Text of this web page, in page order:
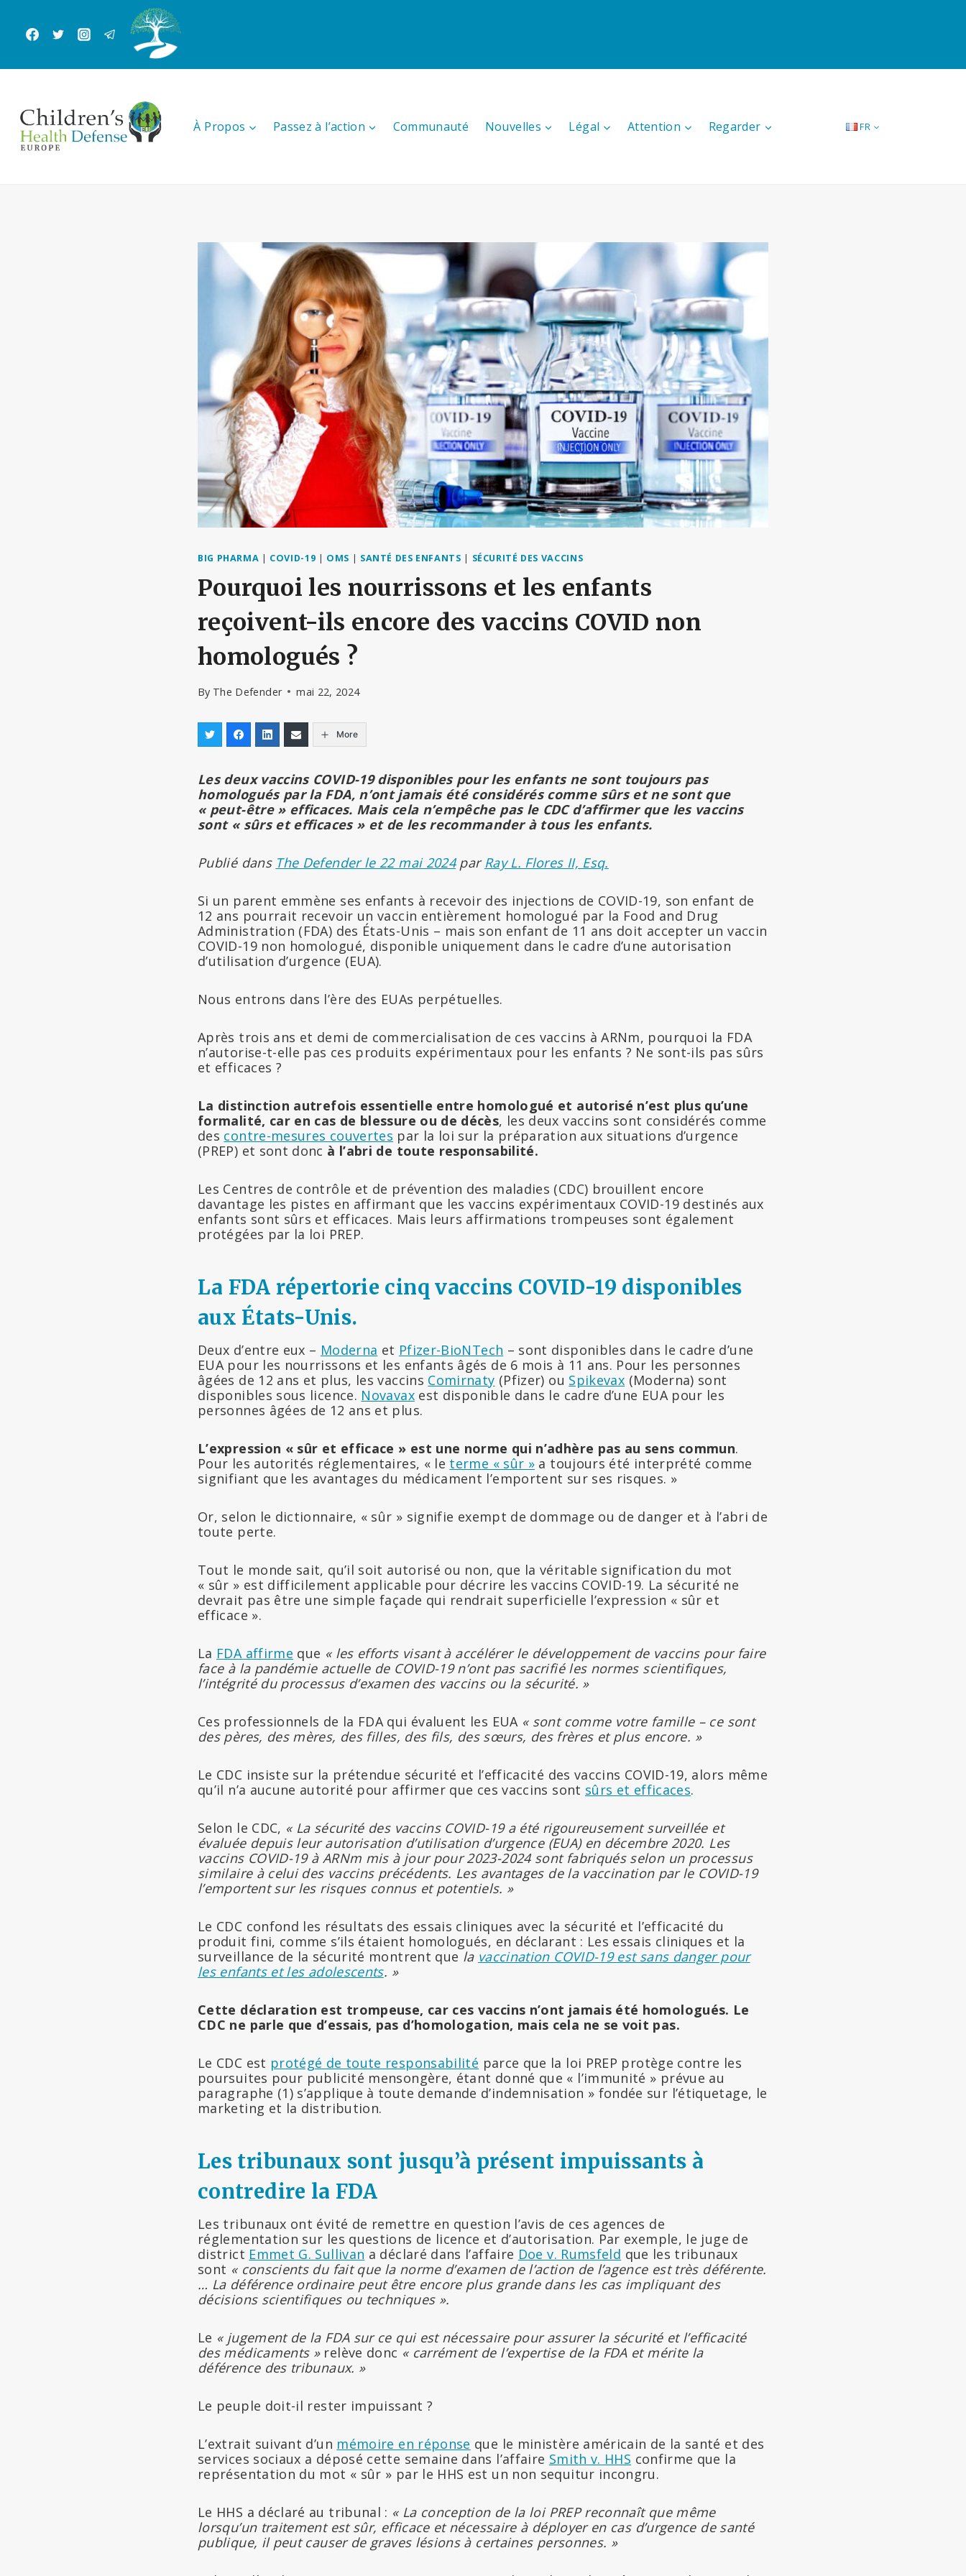
contenu
À Propos Passez à l’action Communauté Nouvelles Légal Attention Regarder FR
BIG PHARMA | COVID-19 | OMS | SANTÉ DES ENFANTS | SÉCURITÉ DES VACCINS
Pourquoi les nourrissons et les enfants
reçoivent-ils encore des vaccins COVID non
homologués ?
By The Defender mai 22, 2024
More
Les deux vaccins COVID-19 disponibles pour les enfants ne sont toujours pas
homologués par la FDA, n’ont jamais été considérés comme sûrs et ne sont que
« peut-être » efficaces. Mais cela n’empêche pas le CDC d’affirmer que les vaccins
sont « sûrs et efficaces » et de les recommander à tous les enfants.
Publié dans The Defender le 22 mai 2024parRay L. Flores II, Esq.
Si un parent emmène ses enfants à recevoir des injections de COVID-19, son enfant de
12 ans pourrait recevoir un vaccin entièrement homologué par la Food and Drug
Administration (FDA) des États-Unis – mais son enfant de 11 ans doit accepter un vaccin
COVID-19 non homologué, disponible uniquement dans le cadre d’une autorisation
d’utilisation d’urgence (EUA).
Nous entrons dans l’ère des EUAs perpétuelles.
Après trois ans et demi de commercialisation de ces vaccins à ARNm, pourquoi la FDA
n’autorise-t-elle pas ces produits expérimentaux pour les enfants ? Ne sont-ils pas sûrs
et efficaces ?
La distinction autrefois essentielle entre homologué et autorisé n’est plus qu’une
formalité, car en cas de blessure ou de décès, les deux vaccins sont considérés comme
des contre-mesures couvertes par la loi sur la préparation aux situations d’urgence
(PREP) et sont donc à l’abri de toute responsabilité.
Les Centres de contrôle et de prévention des maladies (CDC) brouillent encore
davantage les pistes en affirmant que les vaccins expérimentaux COVID-19 destinés aux
enfants sont sûrs et efficaces. Mais leurs affirmations trompeuses sont également
protégées par la loi PREP.
La FDA répertorie cinq vaccins COVID-19 disponibles
aux États-Unis.
Deux d’entre eux – Moderna et Pfizer-BioNTech – sont disponibles dans le cadre d’une
EUA pour les nourrissons et les enfants âgés de 6 mois à 11 ans. Pour les personnes
âgées de 12 ans et plus, les vaccins Comirnaty (Pfizer) ou Spikevax (Moderna) sont
disponibles sous licence. Novavaxest disponible dans le cadre d’une EUA pour les
personnes âgées de 12 ans et plus.
L’expression « sûr et efficace » est une norme qui n’adhère pas au sens commun.
Pour les autorités réglementaires, « le terme « sûr » a toujours été interprété comme
signifiant que les avantages du médicament l’emportent sur ses risques. »
Or, selon le dictionnaire, « sûr » signifie exempt de dommage ou de danger et à l’abri de
toute perte.
Tout le monde sait, qu’il soit autorisé ou non, que la véritable signification du mot
« sûr » est difficilement applicable pour décrire les vaccins COVID-19. La sécurité ne
devrait pas être une simple façade qui rendrait superficielle l’expression « sûr et
efficace ».
La FDA affirme que « les efforts visant à accélérer le développement de vaccins pour faire
face à la pandémie actuelle de COVID-19 n’ont pas sacrifié les normes scientifiques,
l’intégrité du processus d’examen des vaccins ou la sécurité. »
Ces professionnels de la FDA qui évaluent les EUA « sont comme votre famille – ce sont
des pères, des mères, des filles, des fils, des sœurs, des frères et plus encore. »
Le CDC insiste sur la prétendue sécurité et l’efficacité des vaccins COVID-19, alors même
qu’il n’a aucune autorité pour affirmer que ces vaccins sont sûrs et efficaces.
Selon le CDC, « La sécurité des vaccins COVID-19 a été rigoureusement surveillée et
évaluée depuis leur autorisation d’utilisation d’urgence (EUA) en décembre 2020. Les
vaccins COVID-19 à ARNm mis à jour pour 2023-2024 sont fabriqués selon un processus
similaire à celui des vaccins précédents. Les avantages de la vaccination par le COVID-19
l’emportent sur les risques connus et potentiels. »
Le CDC confond les résultats des essais cliniques avec la sécurité et l’efficacité du
produit fini, comme s’ils étaient homologués, en déclarant : Les essais cliniques et la
surveillance de la sécurité montrent que la vaccination COVID-19 est sans danger pour
les enfants et les adolescents. »
Cette déclaration est trompeuse, car ces vaccins n’ont jamais été homologués. Le
CDC ne parle que d’essais, pas d’homologation, mais cela ne se voit pas.
Le CDC est protégé de toute responsabilité parce que la loi PREP protège contre les
poursuites pour publicité mensongère, étant donné que « l’immunité » prévue au
paragraphe (1) s’applique à toute demande d’indemnisation » fondée sur l’étiquetage, le
marketing et la distribution.
Les tribunaux sont jusqu’à présent impuissants à
contredire la FDA
Les tribunaux ont évité de remettre en question l’avis de ces agences de
réglementation sur les questions de licence et d’autorisation. Par exemple, le juge de
district Emmet G. Sullivan a déclaré dans l’affaire Doe v. Rumsfeld que les tribunaux
sont « conscients du fait que la norme d’examen de l’action de l’agence est très déférente.
… La déférence ordinaire peut être encore plus grande dans les cas impliquant des
décisions scientifiques ou techniques ».
Le « jugement de la FDA sur ce qui est nécessaire pour assurer la sécurité et l’efficacité
des médicaments » relève donc « carrément de l’expertise de la FDA et mérite la
déférence des tribunaux. »
Le peuple doit-il rester impuissant ?
L’extrait suivant d’un mémoire en réponse que le ministère américain de la santé et des
services sociaux a déposé cette semaine dans l’affaire Smith v. HHS confirme que la
représentation du mot « sûr » par le HHS est un non sequitur incongru.
Le HHS a déclaré au tribunal : « La conception de la loi PREP reconnaît que même
lorsqu’un traitement est sûr, efficace et nécessaire à déployer en cas d’urgence de santé
publique, il peut causer de graves lésions à certaines personnes. »